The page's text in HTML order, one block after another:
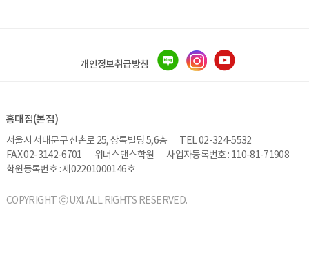
개인정보취급방침
홍대점(본점)
서울시 서대문구 신촌로 25, 상록빌딩 5,6층
TEL 02-324-5532
FAX 02-3142-6701
위너스댄스학원
사업자등록번호 : 110-81-71908
학원등록번호 : 제02201000146호
COPYRIGHT ⓒ UXI. ALL RIGHTS RESERVED.